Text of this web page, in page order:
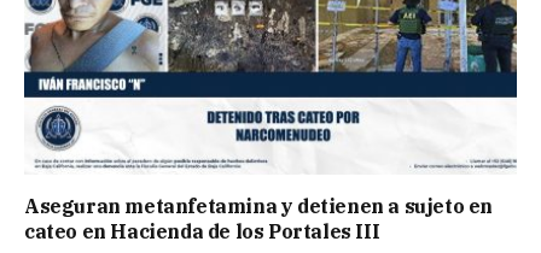
Aseguran metanfetamina y detienen a sujeto en
cateo en Hacienda de los Portales III